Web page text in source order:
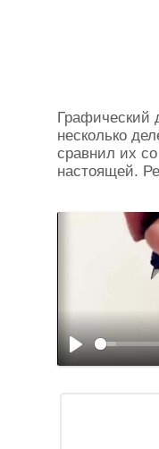
Графический
несколько
сравнил их
настоящей.